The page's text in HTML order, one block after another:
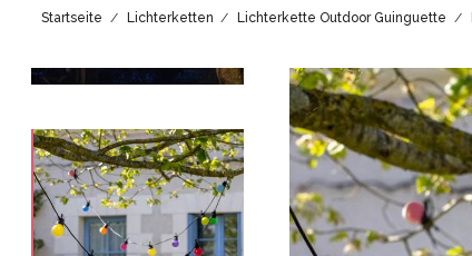
Startseite Lichterketten Lichterkette Outdoor Guinguette